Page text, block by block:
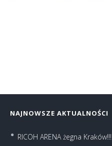
NAJNOWSZE AKTUALNOŚCI
RICOH ARENA żegna Kraków!!!